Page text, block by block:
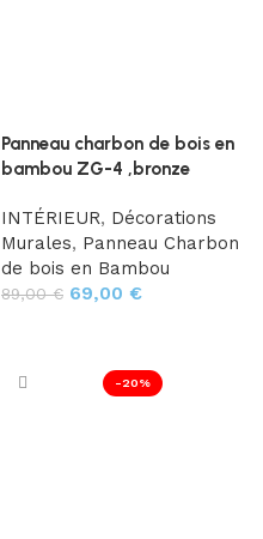
Panneau charbon de bois en
bambou ZG-4 ,bronze
INTÉRIEUR, Décorations
Murales, Panneau Charbon
de bois en Bambou
89,00€ 69,00 €
-20%